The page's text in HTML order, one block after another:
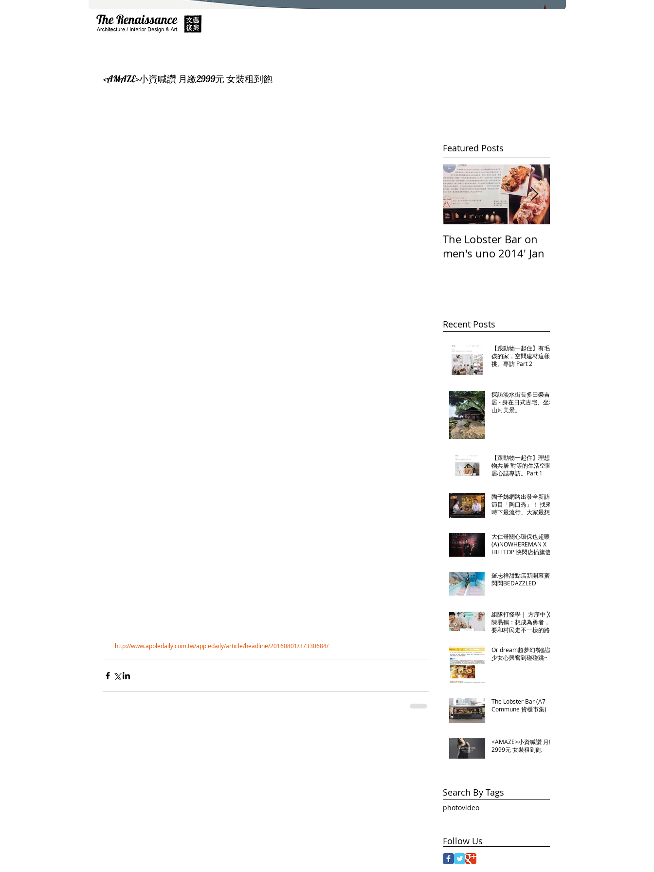
<AMAZE>小資喊讚 月繳2999元 女裝租到飽
  http://www.appledaily.com.tw/appledaily/article/headline/20160801/37330684/
Featured Posts
The Lobster Bar on
men's uno 2014' Jan
Recent Posts
【跟動物一起住】有毛小
孩的家，空間建材這樣
挑。專訪 Part 2
探訪淡水街長多田榮吉故
居 - 身在日式古宅、坐看
山河美景。
【跟動物一起住】理想寵
物共居 對等的生活空間
居心誌專訪。Part 1
陶子姊網路出發全新訪談
節目「陶口秀」！ 找來
時下最流行、大家最想看
利的嚴 刑 拷 問！
大仁哥關心環保也超暖！
(A)NOWHEREMAN X
HILLTOP 快閃店插旗信
羅志祥甜點店新開幕蜜糖
閃閃BEDAZZLED
組隊打怪學｜ 方序中 ╳
陳易鶴：想成為勇者，就
要和村民走不一樣的路 |
Oridream超夢幻餐點讓
少女心興奮到碰碰跳~
The Lobster Bar (A7
Commune 貨櫃市集)
<AMAZE>小資喊讚 月繳
2999元 女裝租到飽
Search By Tags
photovideo
Follow Us